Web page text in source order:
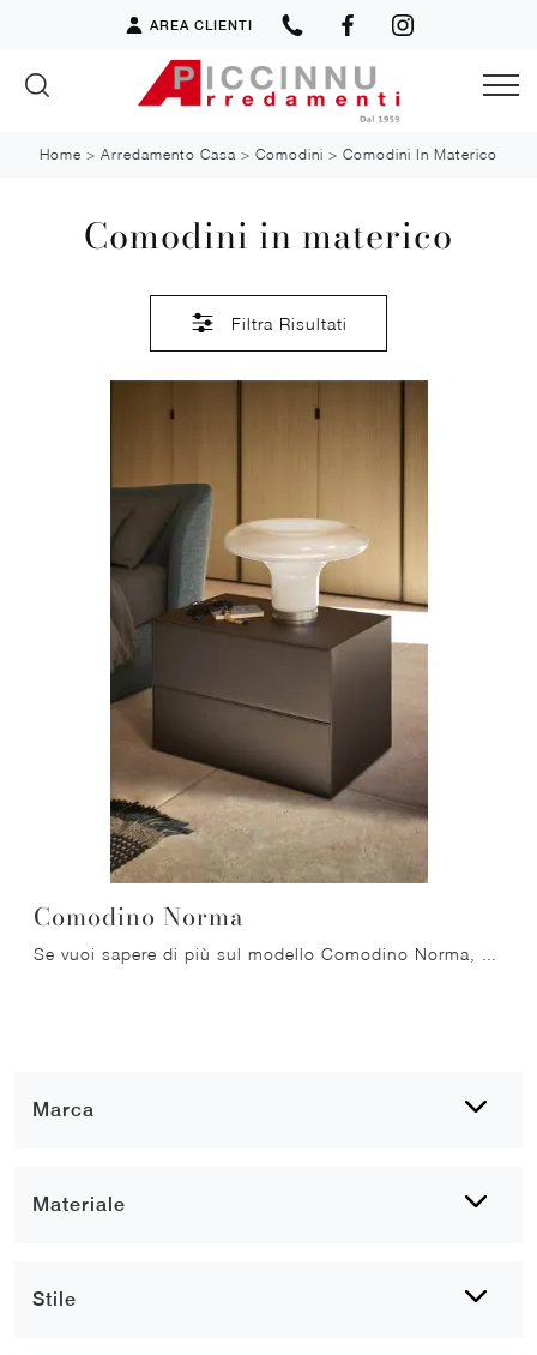
AREA CLIENTI
Home > Arredamento Casa > Comodini > Comodini In Materico
Comodini in materico
Marca
Materiale
Stile
Filtra Risultati
Comodino Norma